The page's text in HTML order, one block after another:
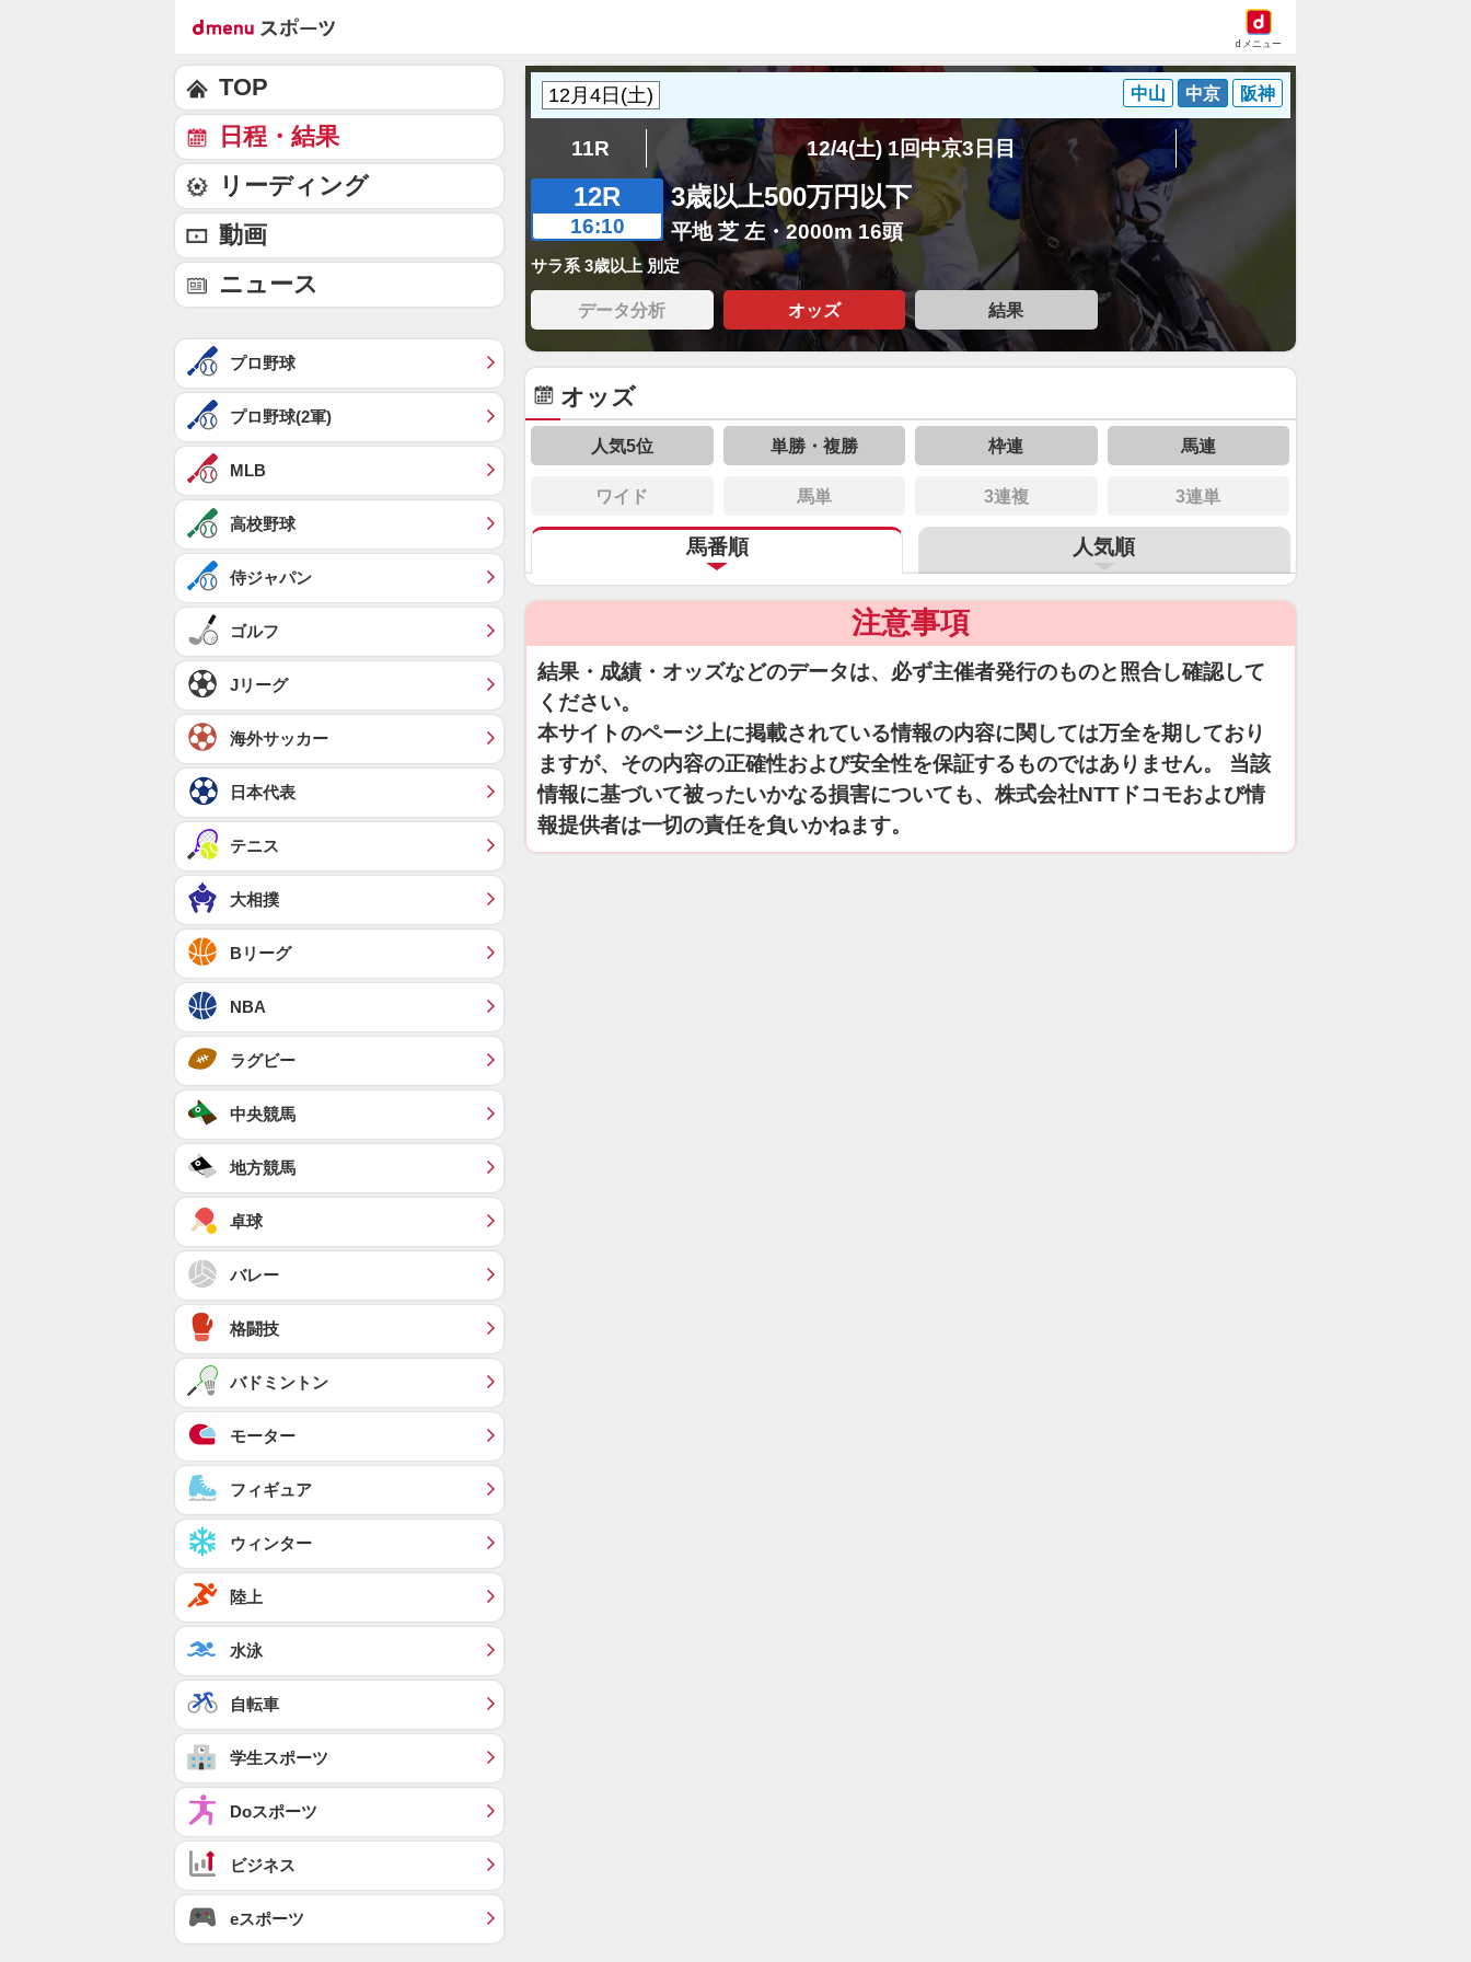
dメニュー
中山 中京 阪神
11R 12/4(土) 1回中京3日目
12R
16:10
3歳以上500万円以下
平地 芝 左・2000m 16頭
サラ系 3歳以上 別定
データ分析 オッズ 結果
オッズ
人気5位 単勝・複勝 枠連 馬連
ワイド 馬単 3連複 3連単
馬番順 人気順
注意事項
結果・成績・オッズなどのデータは、必ず主催者発行のものと照合し確認して
ください。
本サイトのページ上に掲載されている情報の内容に関しては万全を期しており
ますが、その内容の正確性および安全性を保証するものではありません。 当該
情報に基づいて被ったいかなる損害についても、株式会社NTTドコモおよび情
報提供者は一切の責任を負いかねます。
TOP
日程・結果
リーディング
動画
ニュース
プロ野球
プロ野球(2軍)
MLB
高校野球
侍ジャパン
ゴルフ
Jリーグ
海外サッカー
日本代表
テニス
大相撲
Bリーグ
NBA
ラグビー
中央競馬
地方競馬
卓球
バレー
格闘技
バドミントン
モーター
フィギュア
ウィンター
陸上
水泳
自転車
学生スポーツ
Doスポーツ
ビジネス
eスポーツ